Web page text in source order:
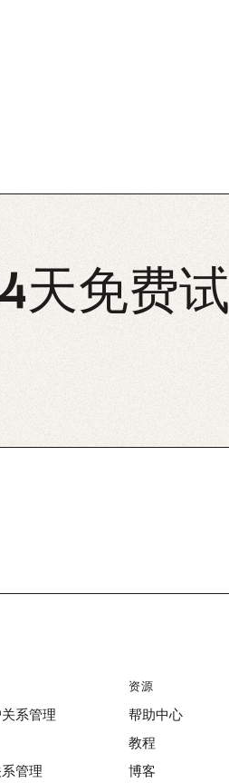
天免费试
系管理
管理
资源
帮助中心
教程
博客